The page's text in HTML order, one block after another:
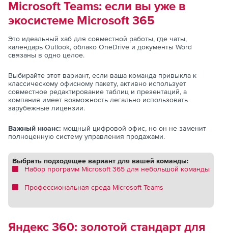
Microsoft Teams: если вы уже в
экосистеме Microsoft 365
Это идеальный хаб для совместной работы, где чаты,
календарь Outlook, облако OneDrive и документы Word
связаны в одно целое.
Выбирайте этот вариант, если ваша команда привыкла к
классическому офисному пакету, активно использует
совместное редактирование таблиц и презентаций, а
компания имеет возможность легально использовать
зарубежные лицензии.
Важный нюанс: мощный цифровой офис, но он не заменит
полноценную систему управления продажами.
Выбрать подходящее вариант для вашей команды:
Набор программ Microsoft 365 для небольшой команды
Профессиональная среда Microsoft Teams
Яндекс 360: золотой стандарт для